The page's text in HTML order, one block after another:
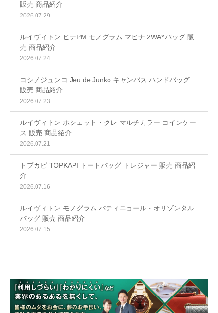
販売 商品紹介
2026.07.29
ルイヴィトン ヒナPM モノグラム マヒナ 2WAYバッグ 販
売 商品紹介
2026.07.24
コシノジュンコ Jeu de Junko キャンバス ハンドバッグ
販売 商品紹介
2026.07.23
ルイヴィトン ポシェット・クレ マルチカラー コインケー
ス 販売 商品紹介
2026.07.21
トプカピ TOPKAPI トートバッグ トレジャー 販売 商品紹
介
2026.07.16
ルイヴィトン モノグラム バティニョール・オリゾンタル
バッグ 販売 商品紹介
2026.07.15